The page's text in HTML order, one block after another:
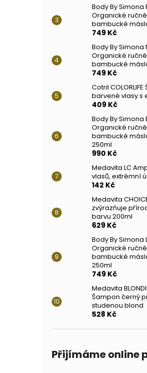
Body By Simona
Organické
bambucké
749 Kč
Body By Simona
Organické
bambucké
749 Kč
Cotril
barvené vlasy s
409 Kč
Body By Simona
Organické
bambucké
250ml
990 Kč
Medavita LC
vlasů, extrémní
142 Kč
Medavita
zvýrazňuje
barvu 200ml
629 Kč
Body By Simona
Organické
bambucké
250ml
749 Kč
Medavita
Šampon černý
studenou blond
528 Kč
Přijímáme online